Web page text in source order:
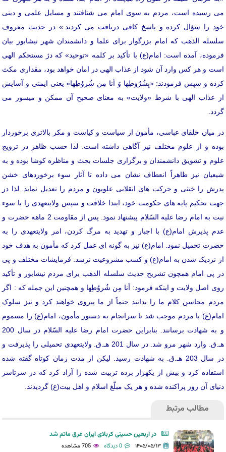
می رسیده است، مردم به سوی امام می شتافتند و مسایل علمی و دینی
خود را سؤال کرده و پاسخ کافی دریافت می کردند.» در حدیث معروف
سلسله الذهب که امام بزرگوار برای علما و دانشمندان شهر نیشابور بیان
فرموده، آمده است: امام(ع) با تأکید بر کلمه «توحید» که دژ مستحکم الهی
است و هر کس وارد آن شود از عذاب الهی در امان خواهد بود، مقداری مکث
کرده و سپس فرمودند: «بِشُرُوطِها وَ أنا مِن شُروُطِها« یعنی ایمنی و آسایش
از عذاب الهی با شرط «ولایت» به معنای صحیح آن ممکن و میسور می
گردد.
در میان خلفای عباسی، مأمون از سیاست و کیاست و مکر بالاتری برخوردار
بوده و از علوم مختلف نیز آگاهی داشته است. لذا حسب ظاهر در ترویج
علوم و تشویق دانشمندان و برگزاری جلسات بحث و مناظره کوشا بوده و به
شیعیان نیز ظاهراً انعطاف نشان می داده تا آثار سوء برخوردهای خشن
پدرش را خنثی و حرکت های انقلابی علویون و مردم را تعدیل نماید. لذا در
جهت تحکیم پایه های حکومت خود، ابتدا خلافت و سپس ولایتعهدی را با سوء
نیت به امام رضا علیه السّلام پیشنهاد نمود. پس از مقاومت 2 ماهه حضرت و
عدم پذیرش امام(ع) با اجبار و تهدید به مرگ کردن، امر ولایتعهدی را به
حضرت تحمیل نمود. امام(ع) نیز به گونه ای عمل کرد که مأمون به هدف خود
از نزدیک شدن به امام(ع) و کسب مشروعیت نرسد. فرمایشات مختلف و پی
در پی امام همچون تشریح حدیث سلسله الذهب برای مردم نیشابور و تأکید
روی اصل ولایت و اینکه فرمود: أنا مِن شُروُطِها و همچنین این جمله که : اگر
مردم محاسن کلام ما را بدانند حتماً از ما پیروی خواهند کرد و نیز سلوک
امام(ع) با مردم موجب شد تا سرانجام به دستور مأمون، امام(ع) را مسموم
و به شهادت برسانند. بنابراین حضرت امام رضا علیه السّلام در سال 200
هـ.ق. وارد شهر مرو شد. در سال 201 هـ.ق. ولایتعهدی تحمیلی را پذیرفت و
در سال 203 هـ.ق. به شهادت رسید. لیکن از مدت زمان کوتاه گفته شده
استفاده کرد و بیش از یکهزار برده تربیت شده را آزاد کرد که در سرتاسر
دنیای آن روز پراکنده شده و هر یک مبلّغ اسلام و اهل بیت(ع) گردیدند.
مطالب مرتبط
در اربعین حسینی کربلای ایران غرق ماتم شد
۱۴۰۵/۰۵/۱۳ 0 دیدگاه 705 مشاهده